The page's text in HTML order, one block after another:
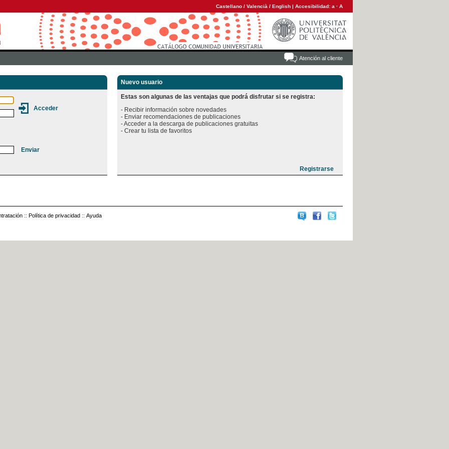
Castellano / Valencià / English | Accesibilidad: a · A
Atención al cliente
Nuevo usuario
Estas son algunas de las ventajas que podrá disfrutar si se registra:
- Recibir información sobre novedades
- Enviar recomendaciones de publicaciones
- Acceder a la descarga de publicaciones gratuitas
:: Política de privacidad :: Ayuda